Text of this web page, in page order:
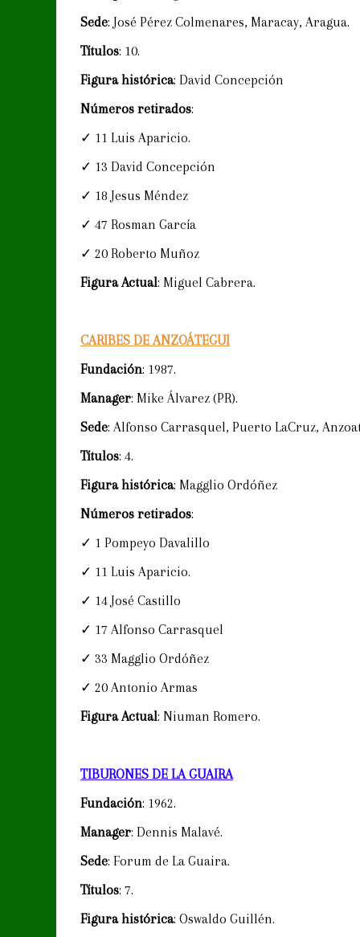
Sede: José Pérez Colmenares, Maracay, Aragua.
Títulos: 10.
Figura histórica: David Concepción
Números retirados:
✓ 11 Luis Aparicio.
✓ 13 David Concepción
✓ 18 Jesus Méndez
✓ 47 Rosman García
✓ 20 Roberto Muñoz
Figura Actual: Miguel Cabrera.
CARIBES DE ANZOÁTEGUI
Fundación: 1987.
Manager: Mike Álvarez (PR).
Sede: Alfonso Carrasquel, Puerto LaCruz,
Títulos: 4.
Figura histórica: Magglio Ordóñez
Números retirados:
✓ 1 Pompeyo Davalillo
✓ 11 Luis Aparicio.
✓ 14 José Castillo
✓ 17 Alfonso Carrasquel
✓ 33 Magglio Ordóñez
✓ 20 Antonio Armas
Figura Actual: Niuman Romero.
TIBURONES DE LA GUAIRA
Fundación: 1962.
Manager: Dennis Malavé.
Sede: Forum de La Guaira.
Títulos: 7.
Figura histórica: Oswaldo Guillén.